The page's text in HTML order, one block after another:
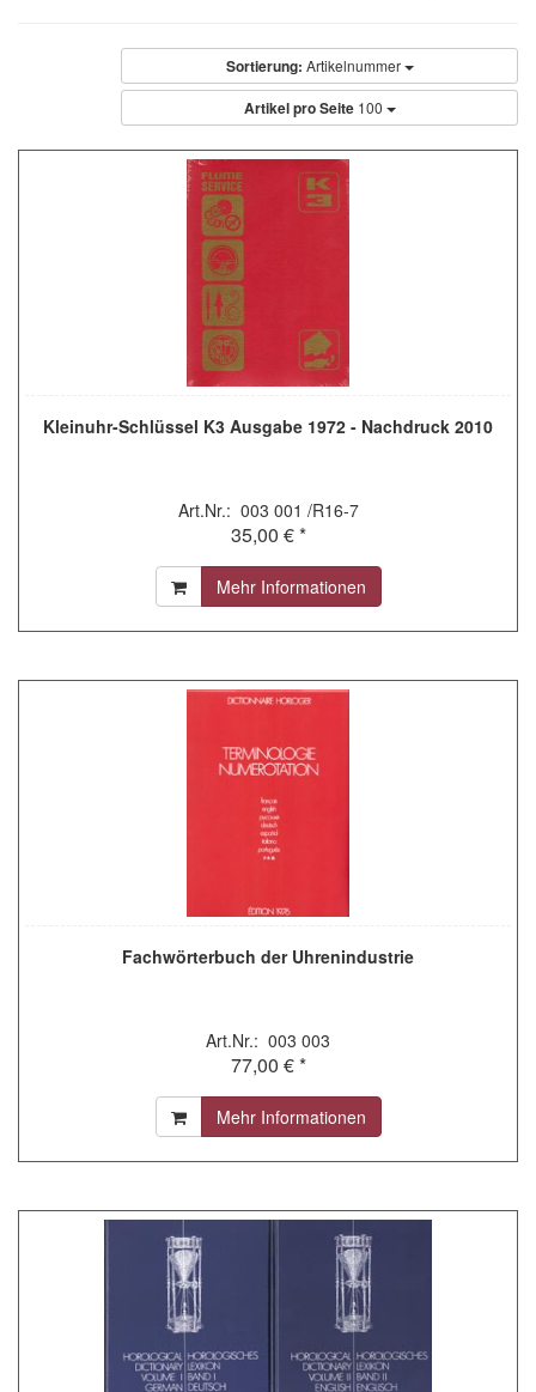
Sortierung: Artikelnummer
Artikel pro Seite 100
Kleinuhr-Schlüssel K3 Ausgabe 1972 - Nachdruck 2010
Art.Nr.: 003 001 /R16-7
35,00 € *
Mehr Informationen
Fachwörterbuch der Uhrenindustrie
Art.Nr.: 003 003
77,00 € *
Mehr Informationen